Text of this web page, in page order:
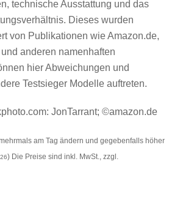
technische Ausstattung und das
Dieses wurden
von Publikationen wie Amazon.de,
anderen namenhaften
hier Abweichungen und
Testsieger Modelle auftreten.
JonTarrant; ©amazon.de
am Tag ändern und gegebenfalls höher
) Die Preise sind inkl. MwSt., zzgl.